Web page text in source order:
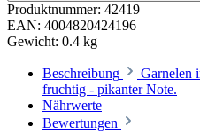
Produktnummer: 42419
EAN: 4004820424196
Gewicht: 0.4 kg
Beschreibung
Garnelen
fruchtig - pikanter Note.
Nährwerte
Bewertungen